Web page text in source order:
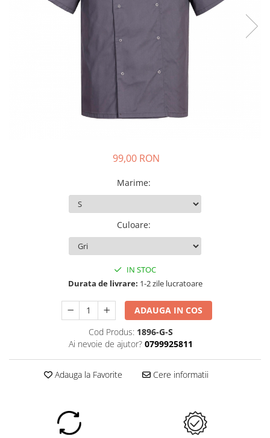
99,00 RON
Marime:
Culoare:
IN STOC
Durata de livrare: 1-2 zile lucratoare
ADAUGA IN COS
Cod Produs: 1896-G-S
Ai nevoie de ajutor? 0799925811
Adauga la Favorite Cere informatii